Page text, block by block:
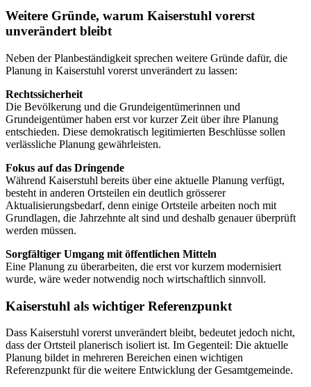
Weitere Gründe, warum Kaiserstuhl vorerst
unverändert bleibt
Neben der Planbeständigkeit sprechen weitere Gründe dafür, die
Planung in Kaiserstuhl vorerst unverändert zu lassen:
Rechtssicherheit
Die Bevölkerung und die Grundeigentümerinnen und
Grundeigentümer haben erst vor kurzer Zeit über ihre Planung
entschieden. Diese demokratisch legitimierten Beschlüsse sollen
verlässliche Planung gewährleisten.
Fokus auf das Dringende
Während Kaiserstuhl bereits über eine aktuelle Planung verfügt,
besteht in anderen Ortsteilen ein deutlich grösserer
Aktualisierungsbedarf, denn einige Ortsteile arbeiten noch mit
Grundlagen, die Jahrzehnte alt sind und deshalb genauer überprüft
werden müssen.
Sorgfältiger Umgang mit öffentlichen Mitteln
Eine Planung zu überarbeiten, die erst vor kurzem modernisiert
wurde, wäre weder notwendig noch wirtschaftlich sinnvoll.
Kaiserstuhl als wichtiger Referenzpunkt
Dass Kaiserstuhl vorerst unverändert bleibt, bedeutet jedoch nicht,
dass der Ortsteil planerisch isoliert ist. Im Gegenteil: Die aktuelle
Planung bildet in mehreren Bereichen einen wichtigen
Referenzpunkt für die weitere Entwicklung der Gesamtgemeinde.